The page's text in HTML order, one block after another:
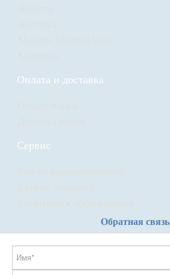
Оплата и доставка
Сервис
Обратная связь